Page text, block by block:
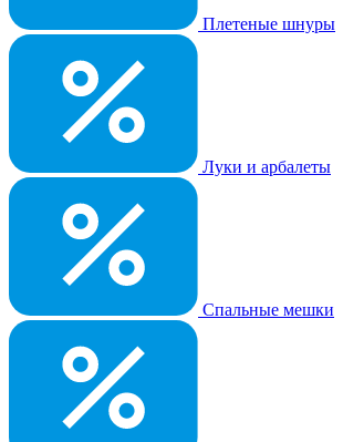
Плетеные шнуры
Луки и арбалеты
Спальные мешки